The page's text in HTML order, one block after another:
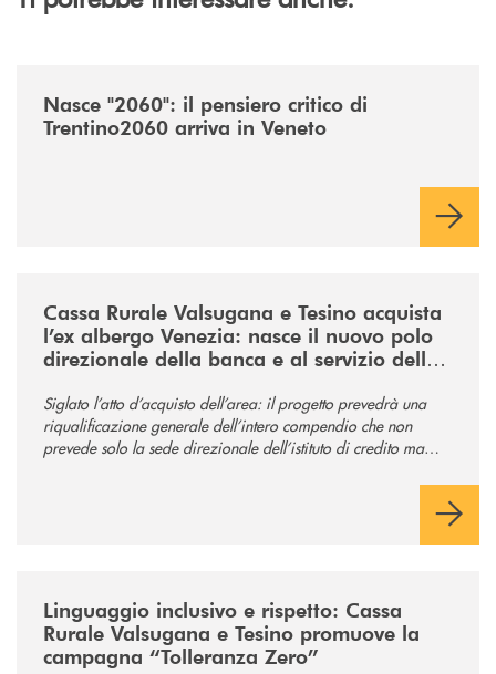
Nasce "2060": il pensiero critico di
Trentino2060 arriva in Veneto
Cassa Rurale Valsugana e Tesino acquista
l’ex albergo Venezia: nasce il nuovo polo
direzionale della banca e al servizio della
Siglato l’atto d’acquisto dell’area: il progetto prevedrà una
riqualificazione generale dell’intero compendio che non
prevede solo la sede direzionale dell’istituto di credito ma
Linguaggio inclusivo e rispetto: Cassa
Rurale Valsugana e Tesino promuove la
campagna “Tolleranza Zero”